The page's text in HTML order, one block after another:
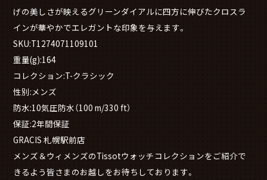
げの美しさが映えるグリーンダイアルに四方に伸びたクロスラ
インが華やかでエレガントな印象を与えます。
SKU:T1274071109101
重量(g):164
コレクション:T-クラシック
性別:メンズ
防水:10気圧防水（100 m/330 ft）
保証:2年間保証
GRACIS 札幌駅前店
メンズ＆ウィメンズのTissotウォッチコレクションをご紹介で
きるよう皆さまのお越しをお待ちしております。